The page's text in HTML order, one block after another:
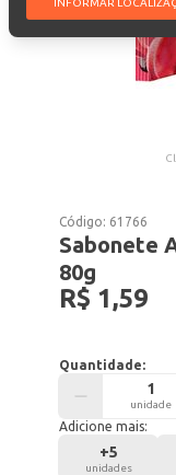
Código: 61766
Sabonete
80g
R$ 1,59
Quantidade:
unidade
Adicione mais:
+5
unidades